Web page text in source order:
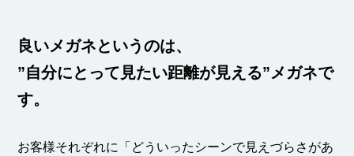
良いメガネというのは、
”自分にとって見たい距離が見える”メガネで
す。
お客様それぞれに「どういったシーンで見えづらさがあ